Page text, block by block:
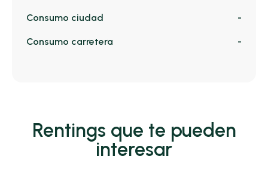
Consumo ciudad -
Consumo carretera -
Rentings que te pueden
interesar